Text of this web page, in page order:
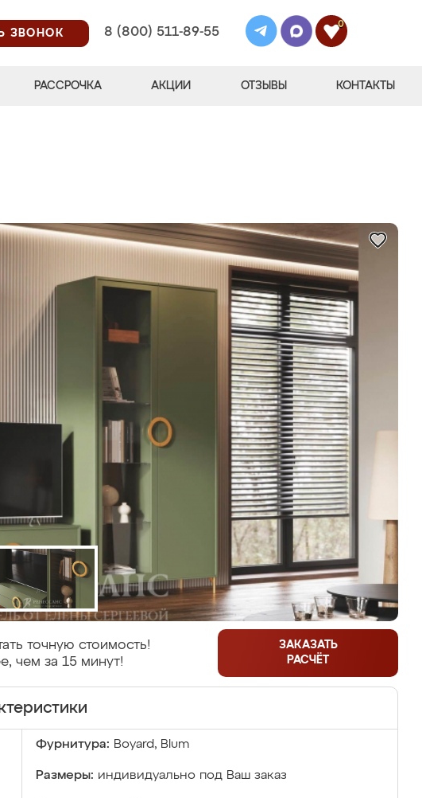
ЗВОНОК
8 (800) 511-89-55
0
РАССРОЧКА АКЦИИ ОТЗЫВЫ КОНТАКТЫ
точную стоимость!
чем за 15 минут!
ЗАКАЗАТЬ
РАСЧЁТ
Фурнитура: Boyard, Blum
Размеры: индивидуально под Ваш заказ